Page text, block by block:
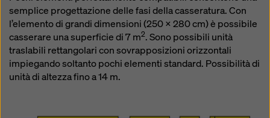
semplice progettazione delle fasi della casseratura. Con
l’elemento di grandi dimensioni (250 x 280 cm) è possibile
casserare una superficie di 7 m2. Sono possibili unità
traslabili rettangolari con sovrapposizioni orizzontali
impiegando soltanto pochi elementi standard. Possibilità di
unità di altezza fino a 14 m.